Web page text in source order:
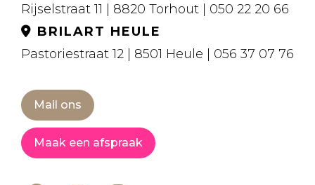
Rijselstraat 11 | 8820 Torhout | 050 22 20 66
BRILART HEULE
Pastoriestraat 12 | 8501 Heule | 056 37 07 76
Mail ons
Maak een afspraak